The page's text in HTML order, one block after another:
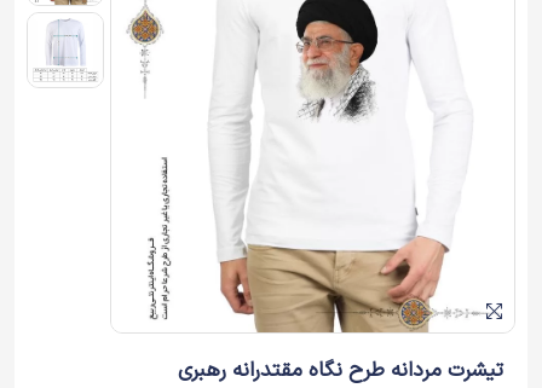
تیشرت مردانه طرح نگاه مقتدرانه رهبری